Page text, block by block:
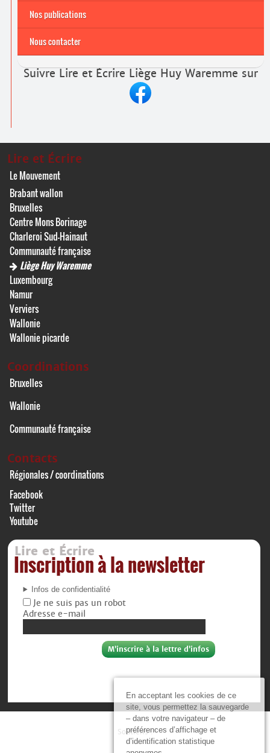
En acceptant les cookies de ce
site, vous permettez la sauvegarde
– dans votre navigateur – de
préférences d’affichage et
d’identification statistique
Nos publications
Nous contacter
Suivre Lire et Écrire Liège Huy Waremme sur
Lire et Écrire
Le Mouvement
Brabant wallon
Bruxelles
Centre Mons Borinage
Charleroi Sud-Hainaut
Communauté française
Liège Huy Waremme
Luxembourg
Namur
Verviers
Wallonie
Wallonie picarde
Coordinations
Bruxelles
Wallonie
Communauté française
Contacts
Régionales / coordinations
Facebook
Twitter
Youtube
Lire et Écrire
Inscription à la newsletter
Infos de confidentialité
Je ne suis pas un robot
Adresse e-mail
Soutiens :